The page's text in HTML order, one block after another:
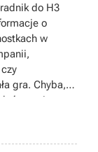
do H3
o
w
gra. Chyba,
nie